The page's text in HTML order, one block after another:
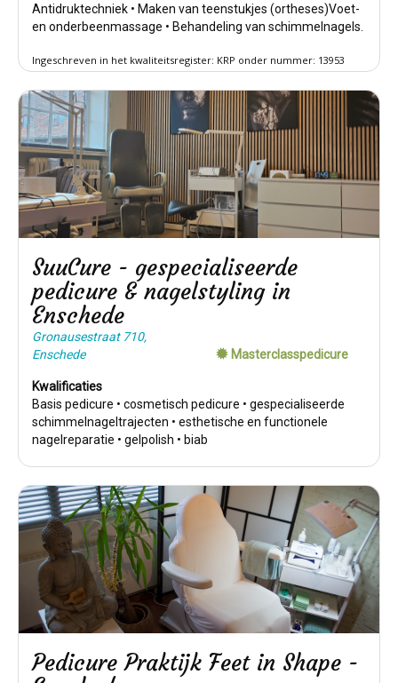
Antidruktechniek • Maken van teenstukjes (ortheses)Voet-
en onderbeenmassage • Behandeling van schimmelnagels.
Ingeschreven in het kwaliteitsregister: KRP onder nummer: 13953
SuuCure - gespecialiseerde
pedicure & nagelstyling in
Enschede
Masterclasspedicure
Gronausestraat 710,
Enschede
Kwalificaties
Basis pedicure • cosmetisch pedicure • gespecialiseerde
schimmelnageltrajecten • esthetische en functionele
nagelreparatie • gelpolish • biab
Pedicure Praktijk Feet in Shape -